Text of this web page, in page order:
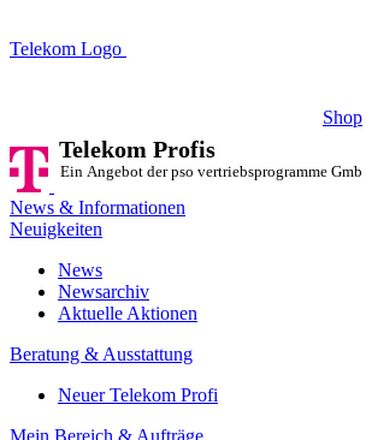
Telekom Logo
Shop
Telekom Profis
Ein Angebot der pso vertriebsprogramme GmbH
News & Informationen
Neuigkeiten
News
Newsarchiv
Aktuelle Aktionen
Beratung & Ausstattung
Neuer Telekom Profi
Mein Bereich & Aufträge